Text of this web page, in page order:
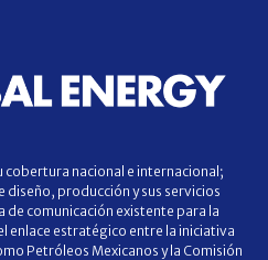
cobertura nacional e internacional;
producción y sus servicios
comunicación existente para la
enlace estratégico entre la iniciativa
Petróleos Mexicanos y la Comisión